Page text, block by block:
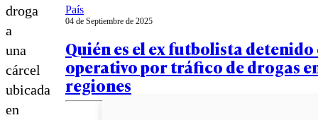
droga
a
una
cárcel
ubicada
en
País
04 de Septiembre de 2025
Quién es el ex futbolista detenido
operativo por tráfico de drogas
regiones